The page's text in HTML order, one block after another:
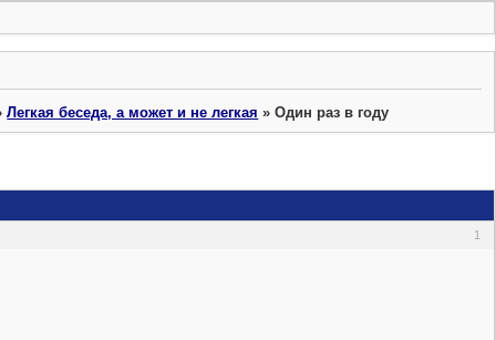
Легкая беседа, а может и не легкая »Один раз в году
1